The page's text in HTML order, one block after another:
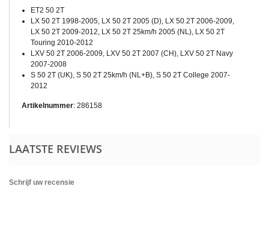
ET2 50 2T
LX 50 2T 1998-2005, LX 50 2T 2005 (D), LX 50 2T 2006-2009,
LX 50 2T 2009-2012, LX 50 2T 25km/h 2005 (NL), LX 50 2T
Touring 2010-2012
LXV 50 2T 2006-2009, LXV 50 2T 2007 (CH), LXV 50 2T Navy
2007-2008
S 50 2T (UK), S 50 2T 25km/h (NL+B), S 50 2T College 2007-
2012
Artikelnummer: 286158
LAATSTE REVIEWS
Schrijf uw recensie